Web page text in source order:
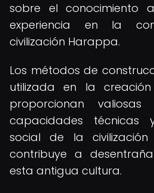
sobre el conocimiento
experiencia en la
civilización Harappa.
Los métodos de
utilizada en la
proporcionan
capacidades técnicas
social de la
contribuye a
esta antigua cultura.